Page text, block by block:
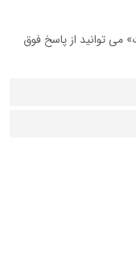
توانید از پاسخ فوق